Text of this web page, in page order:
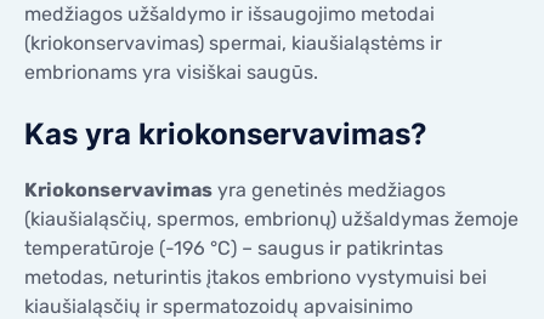
medžiagos užšaldymo ir išsaugojimo metodai
(kriokonservavimas) spermai, kiaušialąstėms ir
embrionams yra visiškai saugūs.
Kas yra kriokonservavimas?
Kriokonservavimas yra genetinės medžiagos
(kiaušialąsčių, spermos, embrionų) užšaldymas žemoje
temperatūroje (-196 °C) – saugus ir patikrintas
metodas, neturintis įtakos embriono vystymuisi bei
kiaušialąsčių ir spermatozoidų apvaisinimo